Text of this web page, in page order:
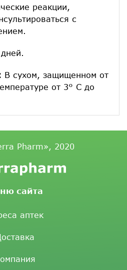
реакции,
с
В сухом, защищенном от
от 3° С до
Pharm», 2020
сайта
аптек